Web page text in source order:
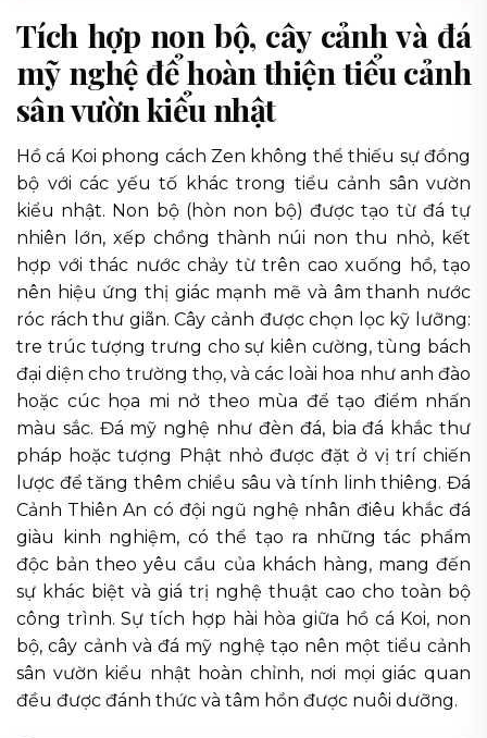
Tích hợp non bộ, cây cảnh và đá
mỹ nghệ để hoàn thiện tiểu cảnh
sân vườn kiểu nhật
Hồ cá Koi phong cách Zen không thể thiếu sự đồng
bộ với các yếu tố khác trong tiểu cảnh sân vườn
kiểu nhật. Non bộ (hòn non bộ) được tạo từ đá tự
nhiên lớn, xếp chồng thành núi non thu nhỏ, kết
hợp với thác nước chảy từ trên cao xuống hồ, tạo
nên hiệu ứng thị giác mạnh mẽ và âm thanh nước
róc rách thư giãn. Cây cảnh được chọn lọc kỹ lưỡng:
tre trúc tượng trưng cho sự kiên cường, tùng bách
đại diện cho trường thọ, và các loài hoa như anh đào
hoặc cúc họa mi nở theo mùa để tạo điểm nhấn
màu sắc. Đá mỹ nghệ như đèn đá, bia đá khắc thư
pháp hoặc tượng Phật nhỏ được đặt ở vị trí chiến
lược để tăng thêm chiều sâu và tính linh thiêng. Đá
Cảnh Thiên An có đội ngũ nghệ nhân điêu khắc đá
giàu kinh nghiệm, có thể tạo ra những tác phẩm
độc bản theo yêu cầu của khách hàng, mang đến
sự khác biệt và giá trị nghệ thuật cao cho toàn bộ
công trình. Sự tích hợp hài hòa giữa hồ cá Koi, non
bộ, cây cảnh và đá mỹ nghệ tạo nên một tiểu cảnh
sân vườn kiểu nhật hoàn chỉnh, nơi mọi giác quan
đều được đánh thức và tâm hồn được nuôi dưỡng.